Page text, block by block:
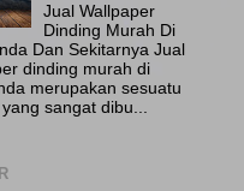
Jual Wallpaper
Dinding Murah Di
Dan Sekitarnya Jual
dinding murah di
merupakan sesuatu
sangat dibu...